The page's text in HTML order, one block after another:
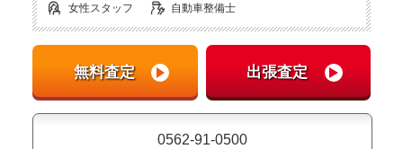
女性スタッフ
自動車整備士
0562-91-0500